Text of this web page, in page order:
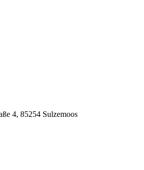
4, 85254 Sulzemoos